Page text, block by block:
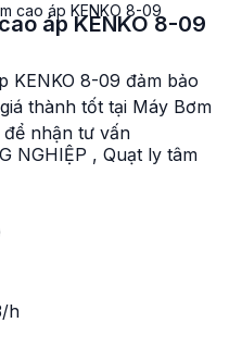
cao áp KENKO 8-09
áp KENKO 8-09
KENKO 8-09 đảm bảo
thành tốt tại Máy Bơm
để nhận tư vấn
NGHIỆP , Quạt ly tâm
h